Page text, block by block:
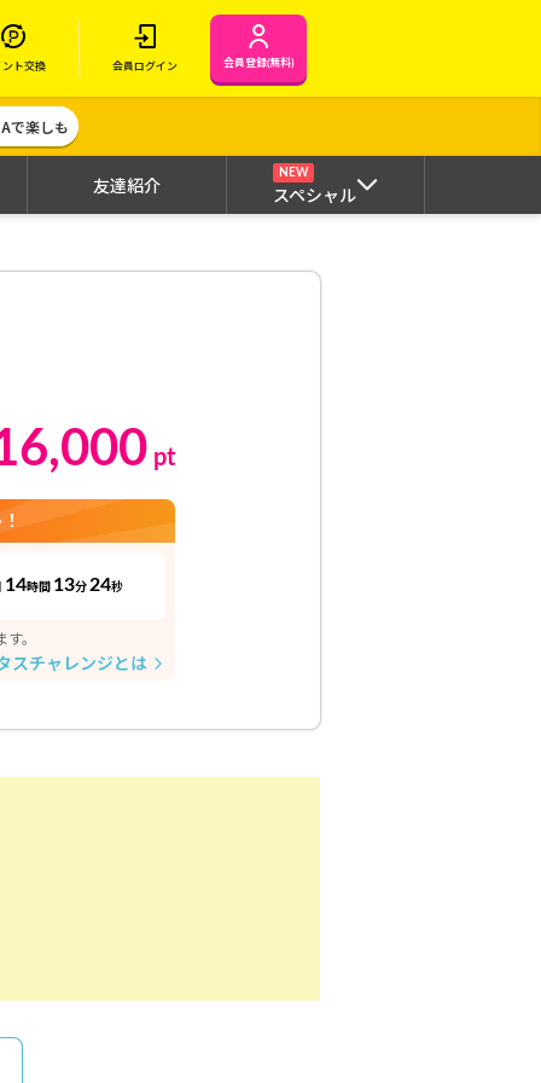
ント交換 会員ログイン 会員登録(無料)
で楽しも
友達紹介
NEW
スペシャル
pt
14時間 13分 23秒
。
スチャレンジとは arrow_forward_ios